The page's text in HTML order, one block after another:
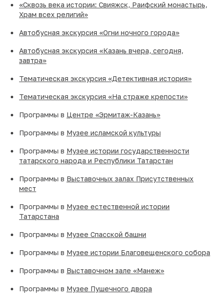
«Сквозь века истории: Свияжск, Раифский монастырь,
Храм всех религий»
Автобусная экскурсия «Огни ночного города»
Автобусная экскурсия «Казань вчера, сегодня,
завтра»
Тематическая экскурсия «Детективная история»
Тематическая экскурсия «На страже крепости»
Программы в Центре «Эрмитаж-Казань»
Программы в Музее исламской культуры
Программы в Музее истории государственности
татарского народа и Республики Татарстан
Программы в Выставочных залах Присутственных
мест
Программы в Музее естественной истории
Татарстана
Программы в Музее Спасской башни
Программы в Музее истории Благовещенского собора
Программы в Выставочном зале «Манеж»
Программы в Музее Пушечного двора